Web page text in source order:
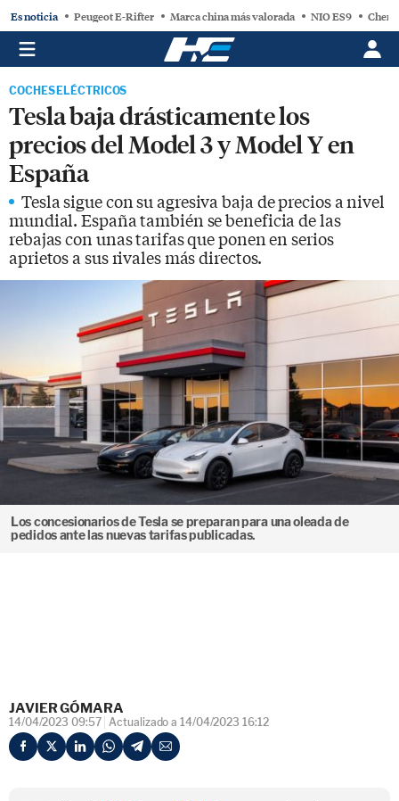
Es noticia Peugeot E-Rifter Marca china más valorada NIO ES9 Chery
COCHES ELÉCTRICOS
Tesla baja drásticamente los
precios del Model 3 y Model Y en
España
Tesla sigue con su agresiva baja de precios a nivel
mundial. España también se beneficia de las
rebajas con unas tarifas que ponen en serios
aprietos a sus rivales más directos.
Los concesionarios de Tesla se preparan para una oleada de
pedidos ante las nuevas tarifas publicadas.
JAVIER GÓMARA
14/04/2023 09:57 Actualizado a 14/04/2023 16:12